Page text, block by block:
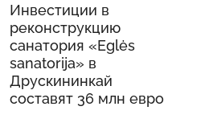
Инвестиции в
реконструкцию
санатория «Eglės
sanatorijа» в
Друскининкай
составят 36 млн евро